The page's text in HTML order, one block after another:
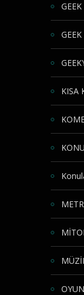
KISA
OYUN